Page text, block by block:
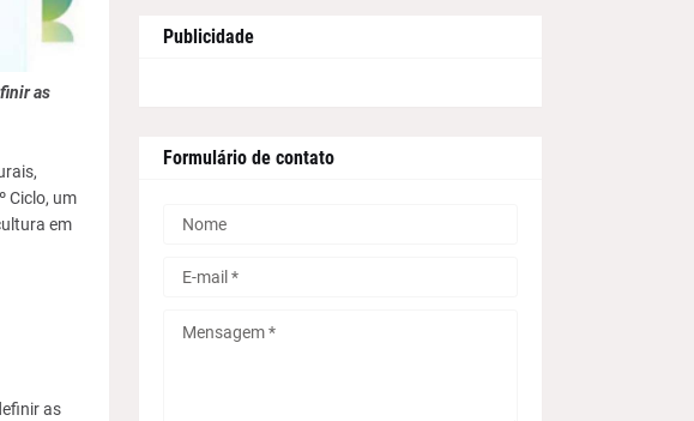
as
Ciclo, um
em
as
Publicidade
Formulário de contato